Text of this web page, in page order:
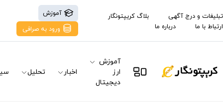
تبلیغات و درج آگهی
بلاگ کریپتونگار
ارتباط با ما
درباره ما
آموزش
ورود به صرافی
آموزش
ارز
دیجیتال
اخبار تحلیل